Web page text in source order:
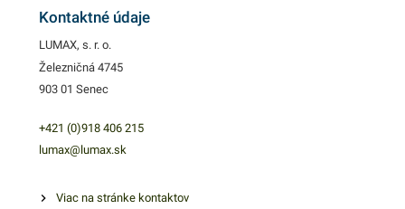
Kontaktné údaje
LUMAX, s. r. o.
Železničná 4745
903 01 Senec
+421 (0)918 406 215
lumax@lumax.sk
Viac na stránke kontaktov